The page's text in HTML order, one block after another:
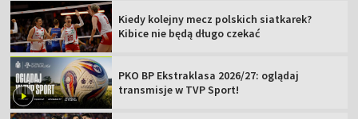
Kiedy kolejny mecz polskich siatkarek?
Kibice nie będą długo czekać
PKO BP Ekstraklasa 2026/27: oglądaj
transmisje w TVP Sport!